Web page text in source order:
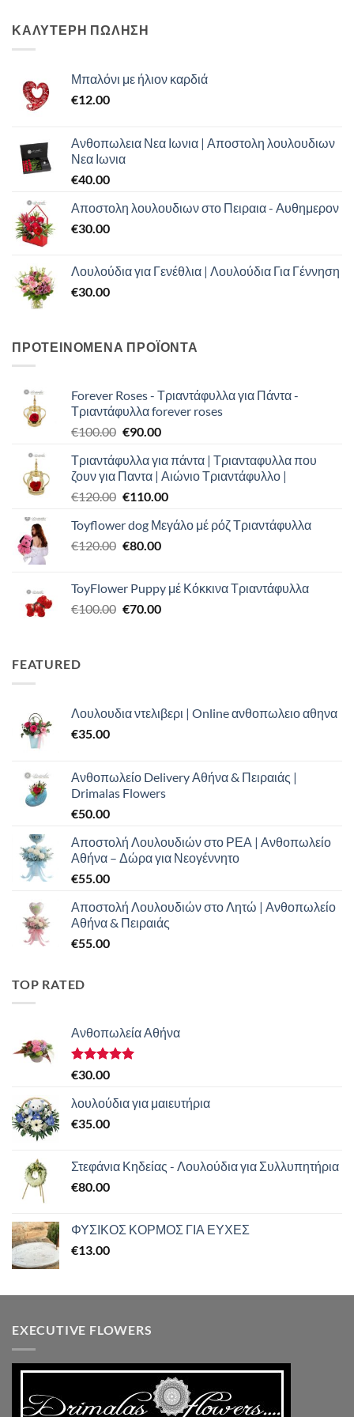
ΚΑΛΥΤΕΡΗ ΠΩΛΗΣΗ
Μπαλόνι με ήλιον καρδιά
€12.00
Ανθοπωλεια Νεα Ιωνια | Αποστολη λουλουδιων
Νεα Ιωνια
€40.00
Αποστολη λουλουδιων στο Πειραια - Αυθημερον
€30.00
Λουλούδια για Γενέθλια | Λουλούδια Για Γέννηση
€30.00
ΠΡΟΤΕΙΝΟΜΕΝΑ ΠΡΟΪΟΝΤΑ
Forever Roses - Τριαντάφυλλα για Πάντα -
Τριαντάφυλλα forever roses
€100.00 Original
was:
€100.00.
€90.00Η
τιμή
είναι:
€90.00.
Τριαντάφυλλα για πάντα | Τριανταφυλλα που
ζουν για Παντα | Αιώνιο Τριαντάφυλλο |
€120.00 Original
was:
€120.00.
€110.00Η
τιμή
Toyflower dog Μεγάλο μέ ρόζ Τριαντάφυλλα
€120.00 Original
€120.00.
€80.00Η
είναι:
€80.00.
ToyFlower Puppy μέ Κόκκινα Τριαντάφυλλα
€100.00 Original
€70.00Η
FEATURED
Λουλουδια ντελιβερι | Online ανθοπωλειο αθηνα
€35.00
Ανθοπωλείο Delivery Αθήνα & Πειραιάς |
Drimalas Flowers
€50.00
Αποστολή Λουλουδιών στο ΡΕΑ | Ανθοπωλείο
Αθήνα – Δώρα για Νεογέννητο
€55.00
Αποστολή Λουλουδιών στο Λητώ | Ανθοπωλείο
Αθήνα & Πειραιάς
€55.00
TOP RATED
Ανθοπωλεία Αθήνα
Βαθμολογήθηκε
από 5
€30.00
λουλούδια για μαιευτήρια
€35.00
Στεφάνια Κηδείας - Λουλούδια για Συλλυπητήρια
€80.00
ΦΥΣΙΚΟΣ ΚΟΡΜΟΣ ΓΙΑ ΕΥΧΕΣ
€13.00
EXECUTIVE FLOWERS